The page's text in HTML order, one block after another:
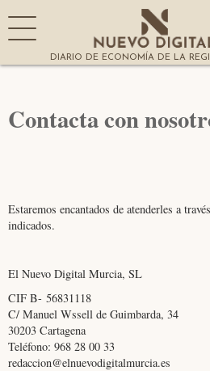
DIARIO DE ECONOMÍA DE LA
Contacta con
Estaremos encantados de atenderles a
indicados.
El Nuevo Digital Murcia, SL
CIF B- 56831118
C/ Manuel Wssell de Guimbarda, 34
30203 Cartagena
Teléfono: 968 28 00 33
redaccion@elnuevodigitalmurcia.es